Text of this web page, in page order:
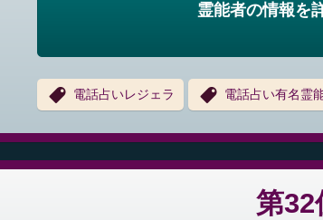
霊能者の情報を
電話占いレジェラ 電話占い有名霊
第32